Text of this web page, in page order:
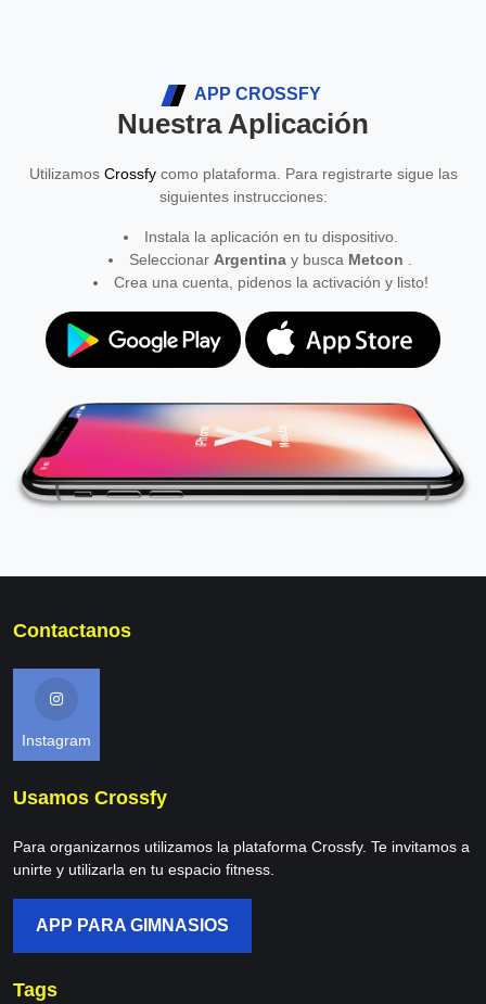
APP CROSSFY
Nuestra Aplicación
Utilizamos Crossfycomo plataforma. Para registrarte sigue las
siguientes instrucciones:
Instala la aplicación en tu dispositivo.
Seleccionar Argentina y busca Metcon
Crea una cuenta, pidenos la activación y listo!
Contactanos
Instagram
Usamos Crossfy
Para organizarnos utilizamos la plataforma Crossfy. Te invitamos a
unirte y utilizarla en tu espacio fitness.
APP PARA GIMNASIOS
Tags